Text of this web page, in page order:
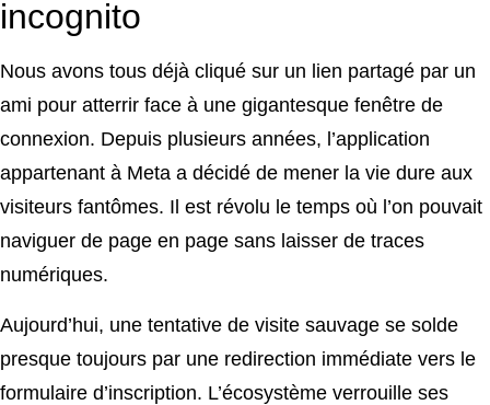
incognito
Nous avons tous déjà cliqué sur un lien partagé par un
ami pour atterrir face à une gigantesque fenêtre de
connexion. Depuis plusieurs années, l’application
appartenant à Meta a décidé de mener la vie dure aux
visiteurs fantômes. Il est révolu le temps où l’on pouvait
naviguer de page en page sans laisser de traces
numériques.
Aujourd’hui, une tentative de visite sauvage se solde
presque toujours par une redirection immédiate vers le
formulaire d’inscription. L’écosystème verrouille ses